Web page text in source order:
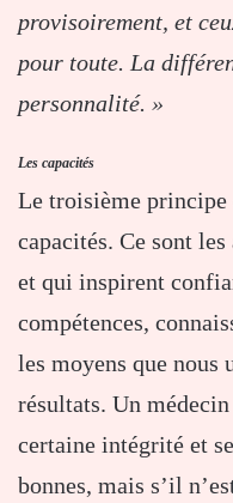
provisoirement, et
pour toute. La
personnalité. »
Les capacités
Le troisième principe
capacités. Ce sont
et qui inspirent
compétences,
les moyens que nous
résultats. Un
certaine intégrité et
bonnes, mais s’il